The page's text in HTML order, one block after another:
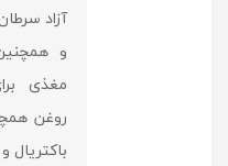
آزاد
و
مغذی
روغن